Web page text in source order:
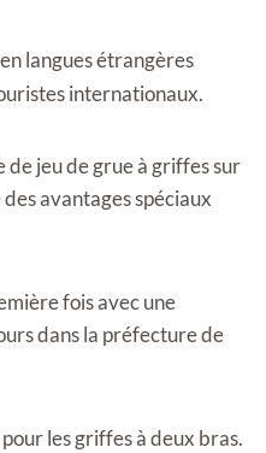
langues étrangères
internationaux.
de jeu de grue à griffes sur
avantages spéciaux
fois avec une
dans la préfecture de
les griffes à deux bras.